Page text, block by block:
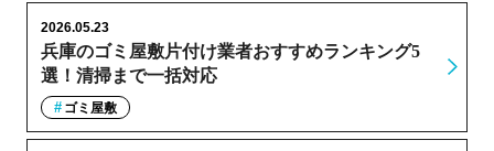
兵庫のゴミ屋敷片付け業者おすすめランキング5
選！清掃まで一括対応
2026.05.23
ゴミ屋敷